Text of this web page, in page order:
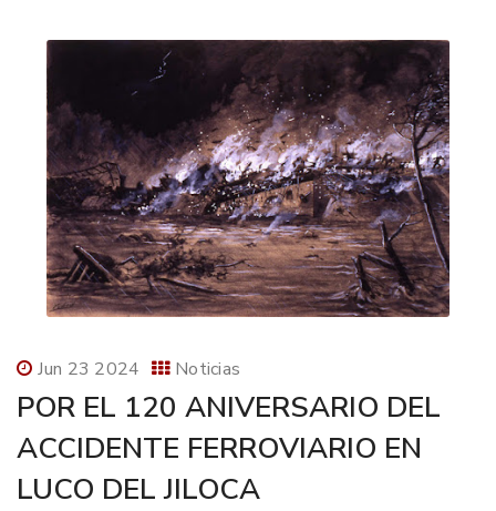
Jun 23 2024 Noticias
POR EL 120 ANIVERSARIO DEL
ACCIDENTE FERROVIARIO EN
LUCO DEL JILOCA